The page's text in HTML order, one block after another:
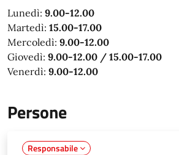
Lunedì: 9.00-12.00
Martedì: 15.00-17.00
Mercoledì: 9.00-12.00
Giovedì: 9.00-12.00 / 15.00-17.00
Venerdì: 9.00-12.00
Persone
Responsabile